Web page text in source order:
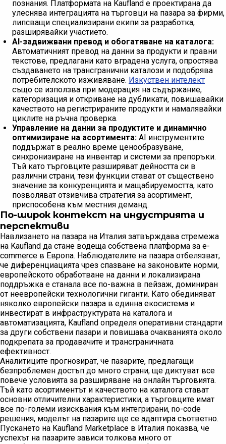
познания. Платформата на Kaufland е проектирана да
улеснява интеграцията на търговци на пазара за фирми,
липсващи специализирани екипи за разработка,
разширявайки участието.
AI-задвижвани превод и обогатяване на каталога:
Автоматичният превод на данни за продукти и правни
текстове, предлагани като вградена услуга, опростява
създаването на трансгранични каталози и подобрява
потребителското изживяване. Изкуствен интелект
също се използва при модерация на съдържание,
категоризация и откриване на дубликати, повишавайки
качеството на регистрираните продукти и намалявайки
циклите на ръчна проверка.
Управление на данни за продуктите и динамично
оптимизиране на асортимента: AI инструментите
поддържат в реално време ценообразуване,
синхронизиране на инвентар и системи за препоръки.
Тъй като търговците разширяват дейността си в
различни страни, тези функции стават от съществено
значение за конкуренцията и мащабируемостта, като
позволяват отзивчива стратегия за асортимент,
приспособена към местния деманд.
По-широк контекст на индустрията и
перспективи
Навлизането на пазара на Италия затвърждава стремежа
на Kaufland да стане водеща собствена платформа за e-
commerce в Европа. Наблюдателите на пазара отбелязват,
че диференциацията чрез спазване на законовите норми,
европейското обработване на данни и локализирана
поддръжка е станала все по-важна в пейзаж, доминиран
от неевропейски технологични гиганти. Като обединяват
няколко европейски пазара в единна екосистема и
инвестират в инфраструктурата на каталога и
автоматизацията, Kaufland определя оперативни стандарти
за други собствени пазари и повишава очакванията около
подкрепата за продавачите и трансграничната
ефективност.
Аналитиците прогнозират, че пазарите, предлагащи
безпроблемен достъп до много страни, ще диктуват все
повече условията за разширяване на онлайн търговията.
Тъй като асортиментът и качеството на каталога стават
основни отличителни характеристики, а търговците имат
все по-големи изисквания към интегрирани, no-code
решения, моделът на пазарите ще се адаптира съответно.
Пускането на Kaufland Marketplace в Италия показва, че
успехът на пазарите зависи толкова много от